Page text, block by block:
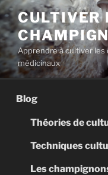
Aller
au
contenu
principal
CULTIVER
Apprendre à cultiver
médicinaux
Blog
Théories de
Techniques
Les